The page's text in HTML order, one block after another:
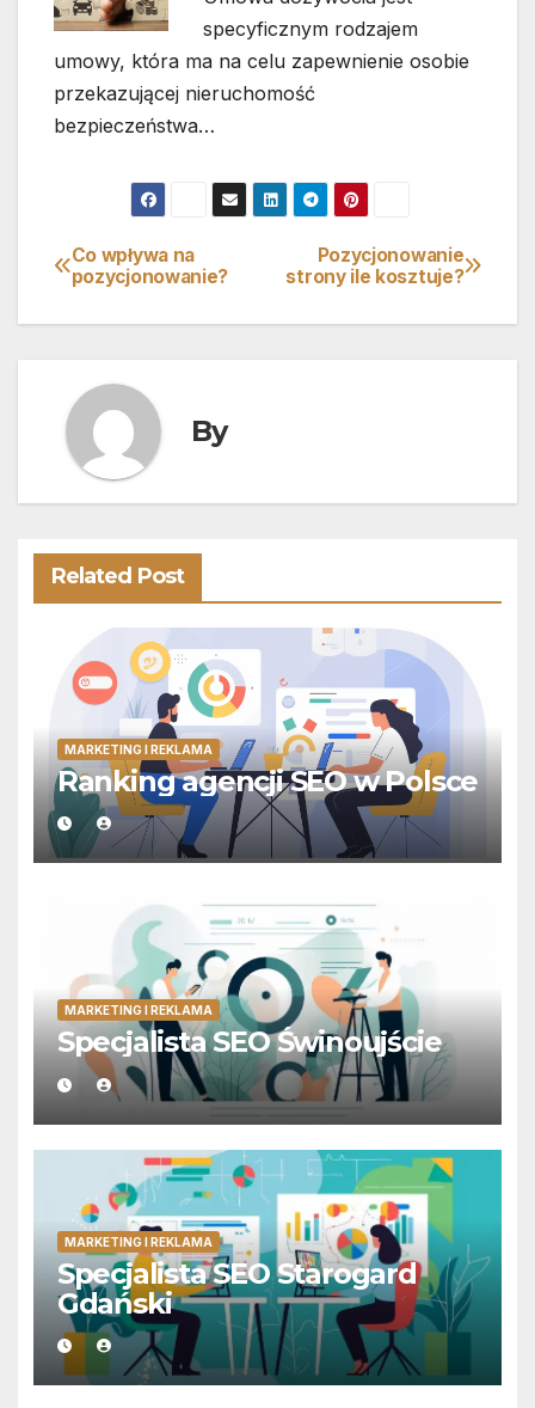
specyficznym rodzajem
umowy, która ma na celu zapewnienie osobie
przekazującej nieruchomość
bezpieczeństwa…
Nawigacja
wpisu
Pozycjonowanie
strony ile kosztuje?
Co wpływa na
pozycjonowanie?
By
Related Post
MARKETING I REKLAMA
Ranking agencji SEO w Polsce
MARKETING I REKLAMA
Specjalista SEO Świnoujście
MARKETING I REKLAMA
Specjalista SEO Starogard
Gdański